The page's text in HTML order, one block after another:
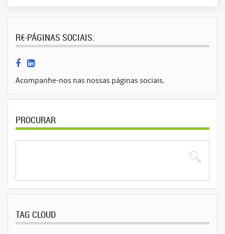
R€-PÁGINAS SOCIAIS:
Acompanhe-nos nas nossas páginas sociais.
PROCURAR
TAG CLOUD